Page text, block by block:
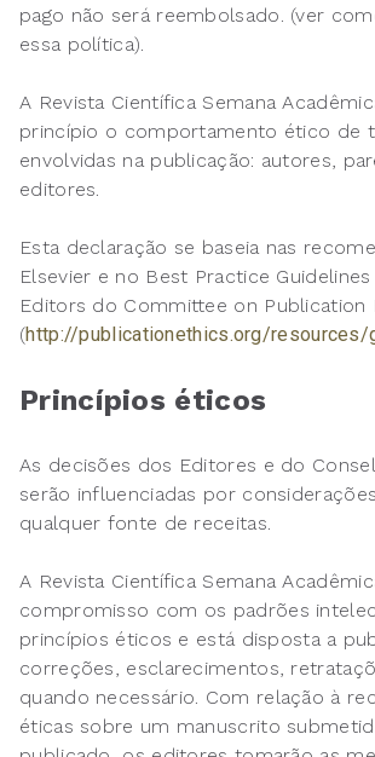
pago não será reembolsado. (ver
essa política).
A Revista Científica Semana
princípio o comportamento ético de
envolvidas na publicação: autores,
editores.
Esta declaração se baseia nas
Elsevier e no Best Practice
Editors do Committee on Publication
(http://publicationethics.org/resources/
Princípios éticos
As decisões dos Editores e do
serão influenciadas por
qualquer fonte de receitas.
A Revista Científica Semana
compromisso com os padrões
princípios éticos e está disposta a
correções, esclarecimentos,
quando necessário. Com relação à
éticas sobre um manuscrito